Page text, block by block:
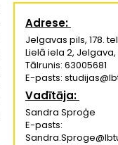
Adrese:
Jelgavas pils, 178.
Lielā iela 2, Jelgava,
Tālrunis: 63005681
E-pasts:
Vadītāja:
Sandra Sproģe
E-pasts: